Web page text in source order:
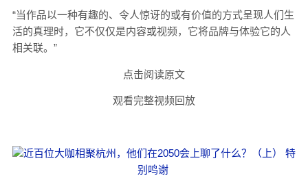
“当作品以一种有趣的、令人惊讶的或有价值的方式呈现人们生
活的真理时，它不仅仅是内容或视频，它将品牌与体验它的人
相关联。”
点击阅读原文
观看完整视频回放
特
别鸣谢